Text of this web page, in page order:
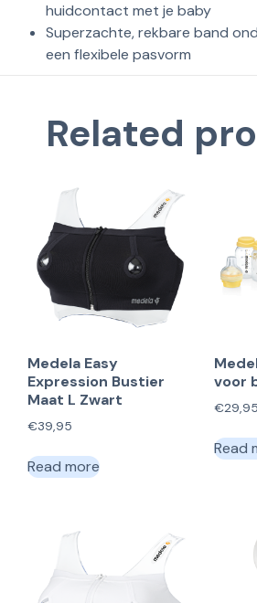
huidcontact met je baby
Superzachte, rekbare band
een flexibele pasvorm
Related
Medela Easy
Expression Bustier
Maat L Zwart
€39,95
Read more
voor
€29,95
Read